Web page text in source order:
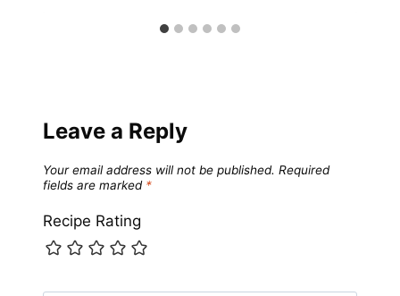
Leave a Reply
Your email address will not be published. Required
fields are marked *
Recipe Rating